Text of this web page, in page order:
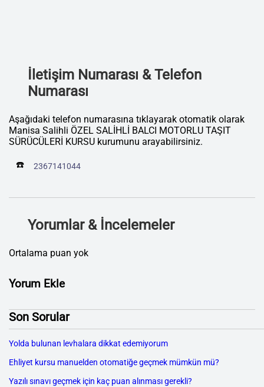
İletişim Numarası & Telefon
Numarası
Aşağıdaki telefon numarasına tıklayarak otomatik olarak
Manisa Salihli ÖZEL SALİHLİ BALCI MOTORLU TAŞIT
SÜRÜCÜLERİ KURSU kurumunu arayabilirsiniz.
☎️ 2367141044
Yorumlar & İncelemeler
Ortalama puan yok
Yorum Ekle
Son Sorular
Yolda bulunan levhalara dikkat edemiyorum
Ehliyet kursu manuelden otomatiğe geçmek mümkün mü?
Yazılı sınavı geçmek için kaç puan alınması gerekli?